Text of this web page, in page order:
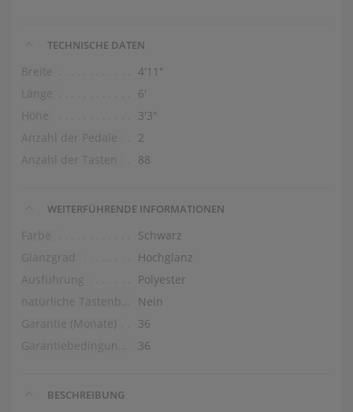
TECHNISCHE DATEN
Breite
4′11″
Länge
6′
Höhe
3′3″
Anzahl der Pedale
2
Anzahl der Tasten
88
WEITERFÜHRENDE INFORMATIONEN
Farbe
Schwarz
Glanzgrad
Hochglanz
Ausführung
Polyester
Nein
Garantie (Monate)
36
36
BESCHREIBUNG